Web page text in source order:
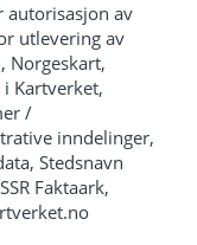
autorisasjon av
utlevering av
Norgeskart,
Kartverket,
/
inndelinger,
Stedsnavn
Faktaark,